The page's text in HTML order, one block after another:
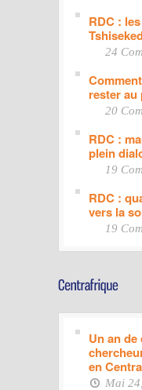
RDC :
24
rester
20
RDC :
plein
19
RDC :
vers la
19
Un an
en
Mai